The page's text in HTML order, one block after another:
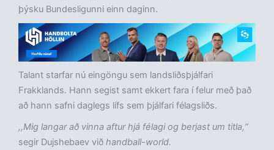
þýsku Bundesligunni einn daginn.
Talant starfar nú eingöngu sem landsliðsþjálfari
Frakklands. Hann segist samt ekkert fara í felur með það
að hann safni daglegs lífs sem þjálfari félagsliðs.
,,Mig langar að vinna aftur hjá félagi og berjast um titla,“
segir Dujshebaev við handball-world.